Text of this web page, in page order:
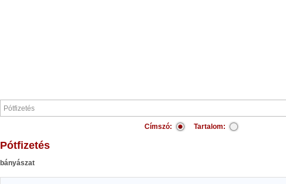
Címszó: Tartalom:
Pótfizetés
bányászat